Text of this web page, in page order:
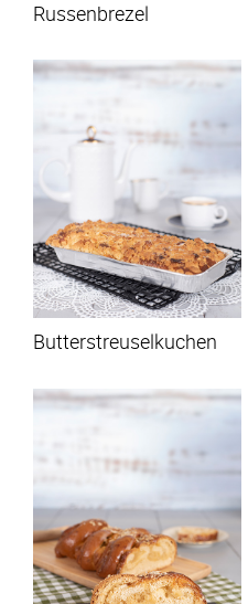
Russenbrezel
Butterstreuselkuchen